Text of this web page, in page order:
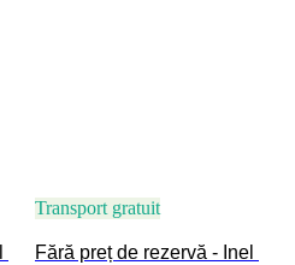
Transport gratuit
Fără preț de rezervă - Inel